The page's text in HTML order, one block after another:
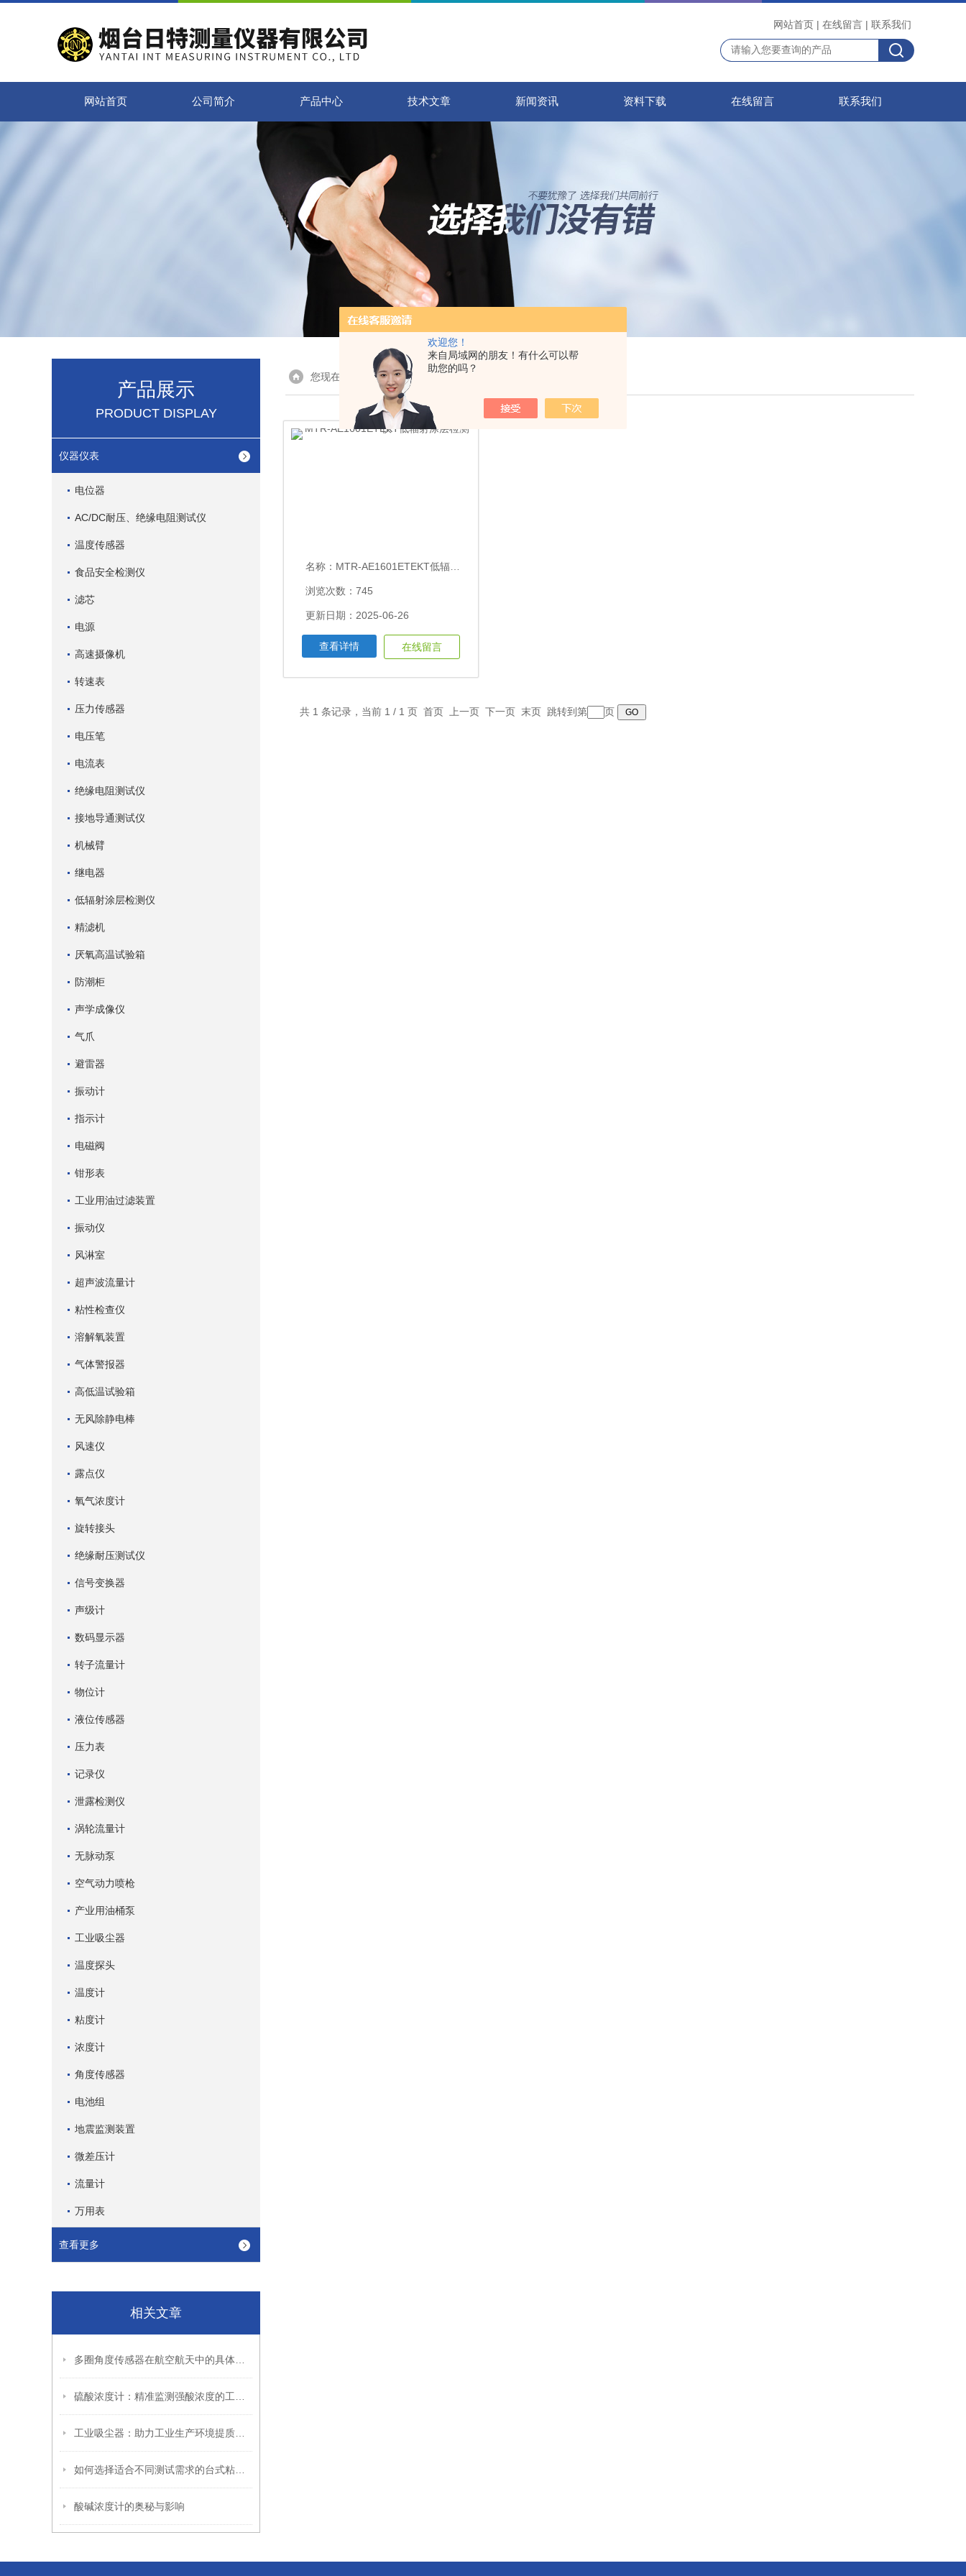
欢迎您！
来自局域网的朋友！有什么可以帮
助您的吗？
网站首页 | 在线留言 | 联系我们
网站首页 公司简介 产品中心 技术文章 新闻资讯 资料下载 在线留言 联系我们
产品展示
PRODUCT DISPLAY
仪器仪表
电位器
AC/DC耐压、绝缘电阻测试仪
温度传感器
食品安全检测仪
滤芯
电源
高速摄像机
转速表
压力传感器
电压笔
电流表
绝缘电阻测试仪
接地导通测试仪
机械臂
继电器
低辐射涂层检测仪
精滤机
厌氧高温试验箱
防潮柜
声学成像仪
气爪
避雷器
振动计
指示计
电磁阀
钳形表
工业用油过滤装置
振动仪
风淋室
超声波流量计
粘性检查仪
溶解氧装置
气体警报器
高低温试验箱
无风除静电棒
风速仪
露点仪
氧气浓度计
旋转接头
绝缘耐压测试仪
信号变换器
声级计
数码显示器
转子流量计
物位计
液位传感器
压力表
记录仪
泄露检测仪
涡轮流量计
无脉动泵
空气动力喷枪
产业用油桶泵
工业吸尘器
温度探头
温度计
粘度计
浓度计
角度传感器
电池组
地震监测装置
微差压计
流量计
万用表
查看更多
相关文章
酸碱浓度计的奥秘与影响
您现在的位置：首页> 产品展示 > 仪器仪表
名称： MTR-AE1601ETEKT低辐射涂层检测仪
浏览次数：745
更新日期：2025-06-26
查看详情 在线留言
共 1 条记录，当前 1 / 1 页 首页 上一页 下一页 末页 跳转到第 页